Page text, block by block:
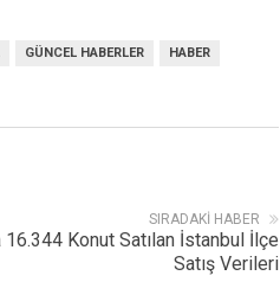
GÜNCEL HABERLER HABER
SIRADAKI HABER
Konut Satılan İstanbul İlçe
Satış Verileri